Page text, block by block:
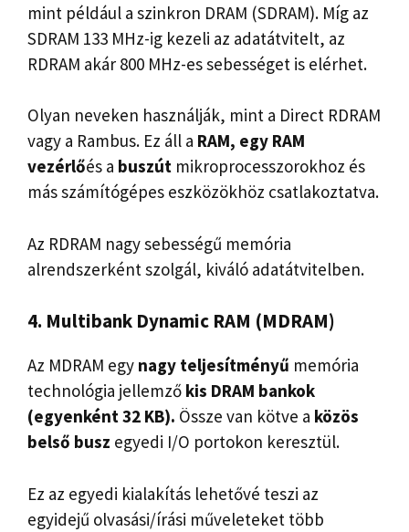
mint például a szinkron DRAM (SDRAM). Míg az
SDRAM 133 MHz-ig kezeli az adatátvitelt, az
RDRAM akár 800 MHz-es sebességet is elérhet.
Olyan neveken használják, mint a Direct RDRAM
vagy a Rambus. Ez áll a RAM, egy RAM
vezérlőés a buszút mikroprocesszorokhoz és
más számítógépes eszközökhöz csatlakoztatva.
Az RDRAM nagy sebességű memória
alrendszerként szolgál, kiváló adatátvitelben.
4. Multibank Dynamic RAM (MDRAM)
Az MDRAM egy nagy teljesítményű memória
technológia jellemző kis DRAM bankok
(egyenként 32 KB). Össze van kötve a közös
belső busz egyedi I/O portokon keresztül.
Ez az egyedi kialakítás lehetővé teszi az
egyidejű olvasási/írási műveleteket több